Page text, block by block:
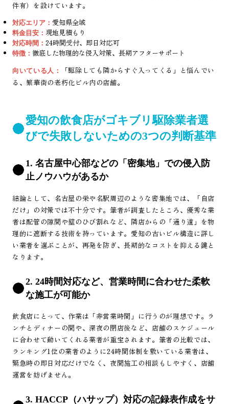
件有）を設けています。
対応エリア： 愛知県全域
料金目安： 現地見積もり
対応時間： 24時間受付、即日対応可
特徴： 徹底した物理的な侵入対策、長期アフターサポート
向いている人：
「駆除しても隣からすぐ入ってくる」と悩んでい
る、繁華街の老朽化ビル内の店舗。
愛知の飲食店がゴキブリ駆除業者選
びで失敗しないための3つの判断基準
1. 名古屋中心部などの「密集地」での侵入防
止ノウハウがあるか
結論として、名古屋の栄や名駅周辺のような密集地では、「自店
だけ」の対策では不十分です。筆者が調査したところ、優秀な業
者は配管の隙間や壁のひび割れなど、隣店からの「通り道」を物
理的に遮断する技術を持っています。愛知の古いビル構造に詳し
い業者を選ぶことが、再発を防ぎ、長期的なコストを抑える鍵と
なります。
2. 24時間対応など、営業時間に合わせた柔軟
な施工が可能か
飲食店にとって、作業は「非営業時間」に行うのが理想です。ラ
ンチとディナーの間や、深夜の閉店後など、店舗のスケジュール
に合わせて動いてくれる業者が重宝されます。筆者の比較では、
ランキング1位の業者のように24時間体制を敷いている業者は、
緊急時の即日対応だけでなく、夜間施工の相談もしやすく、店舗
運営を妨げません。
3. HACCP（ハサップ）対応の記録表作成をサ